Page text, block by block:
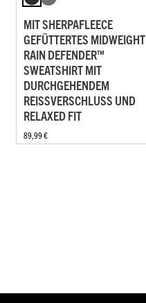
MIT SHERPAFLEECE
GEFÜTTERTES MIDWEIGHT
RAIN DEFENDER™
SWEATSHIRT MIT
DURCHGEHENDEM
REISSVERSCHLUSS UND R
ELAXED FIT
89,99 €